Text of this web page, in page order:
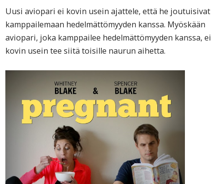
Uusi aviopari ei kovin usein ajattele, että he joutuisivat
kamppailemaan hedelmättömyyden kanssa. Myöskään
aviopari, joka kamppailee hedelmättömyyden kanssa, ei
kovin usein tee siitä toisille naurun aihetta.